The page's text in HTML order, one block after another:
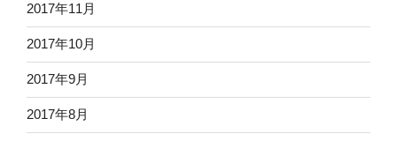
2017年11月
2017年10月
2017年9月
2017年8月